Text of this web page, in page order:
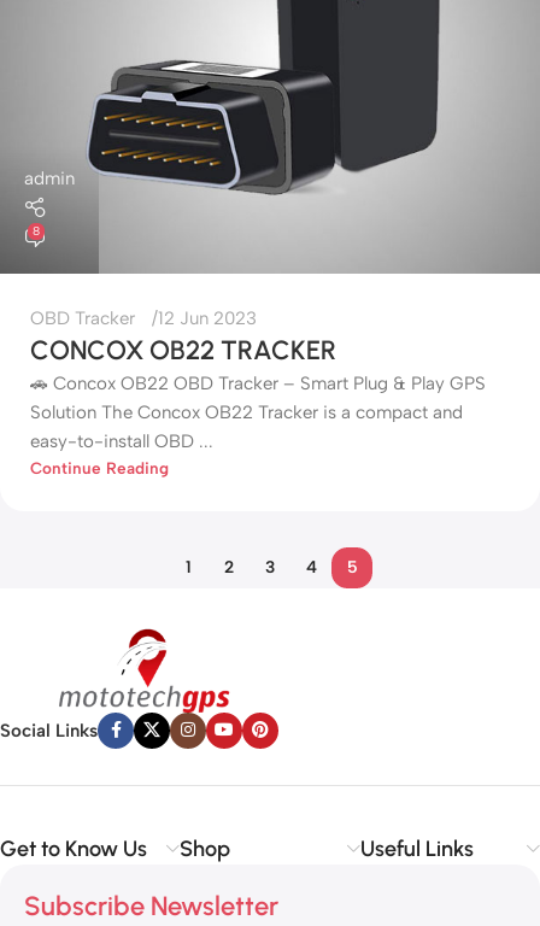
admin
8
OBD Tracker 12 Jun 2023
CONCOX OB22 TRACKER
🚗 Concox OB22 OBD Tracker – Smart Plug & Play GPS
Solution The Concox OB22 Tracker is a compact and
easy-to-install OBD ...
Continue Reading
1 2 3 4 5
Social Links
Get to Know Us Shop Useful Links
Subscribe Newsletter